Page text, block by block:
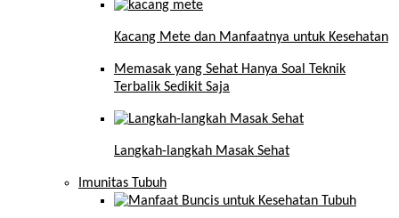
Kacang Mete dan Manfaatnya untuk Kesehatan
Memasak yang Sehat Hanya Soal Teknik
Terbalik Sedikit Saja
Langkah-langkah Masak Sehat
Imunitas Tubuh